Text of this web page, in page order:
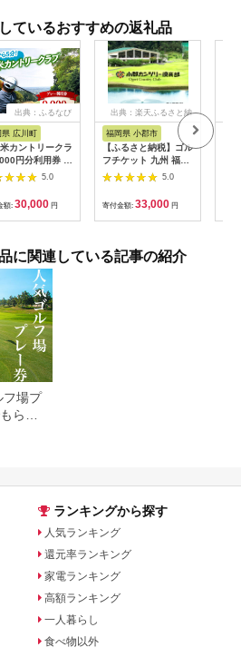
ているおすすめの返礼品
出典：ふるなび
県 広川町
カントリークラ
円分利用券 /
フ[AFAD007]
5.0
額: 30,000 円
出典：楽天ふるさと納
福岡県 小郡市
【ふるさと納税】ゴル
フチケット 九州 福岡
小郡カンツリー倶楽部
ギフト券 9枚 9000円
ゴルフ チケット 商品
券 ゴルフ券 スポーツ
ラウンド 券 福岡県 小
5.0
寄付金額: 33,000 円
に関連している記事の紹介
フ場プ
らえ
ランキングから探す
人気ランキング
還元率ランキング
家電ランキング
高額ランキング
一人暮らし
食べ物以外